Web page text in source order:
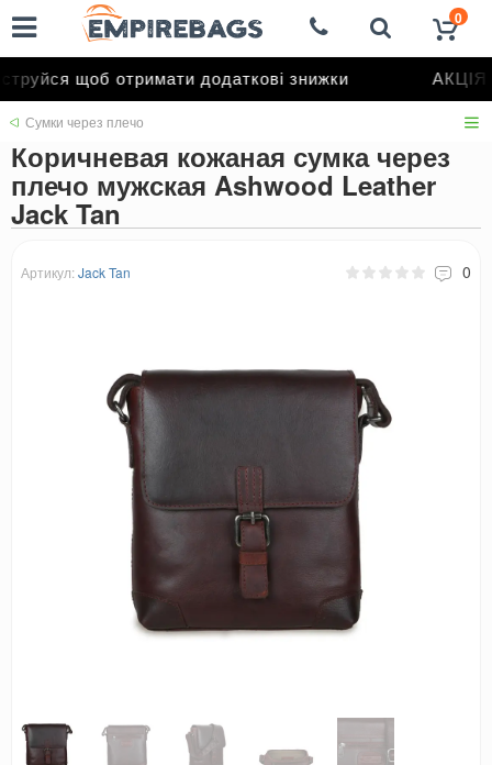
щоб отримати додаткові знижки АКЦІЯ
0
Сумки через плечо
Коричневая кожаная сумка через
плечо мужская Ashwood Leather
Jack Tan
Артикул: Jack Tan 0